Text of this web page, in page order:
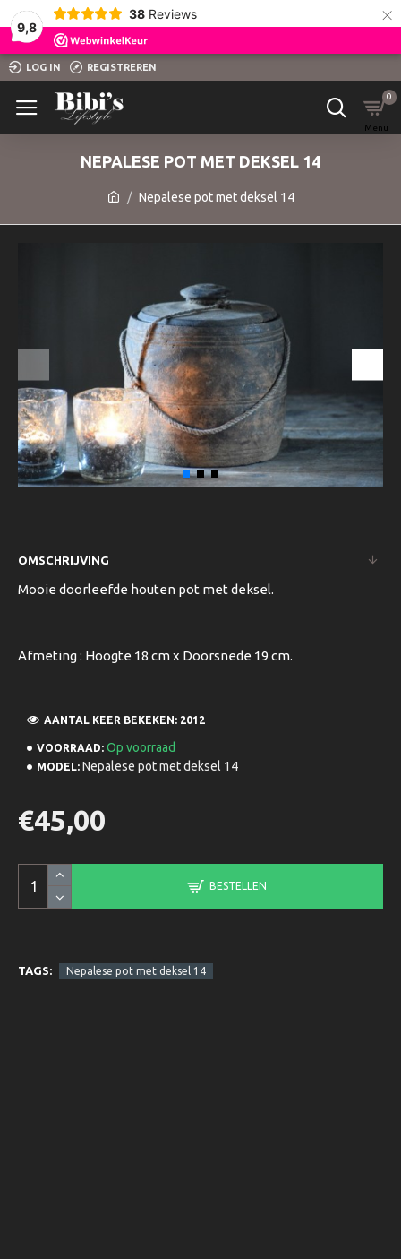
9,8
38 Reviews ×
LOG IN REGISTREREN
0
Nepalese pot met deksel 14
NEPALESE POT MET DEKSEL 14
OMSCHRIJVING
Mooie doorleefde houten pot met deksel.
Afmeting : Hoogte 18 cm x Doorsnede 19 cm.
VOORRAAD: Op voorraad
MODEL: Nepalese pot met deksel 14
AANTAL KEER BEKEKEN: 2012
€45,00
BESTELLEN
TAGS: Nepalese pot met deksel 14